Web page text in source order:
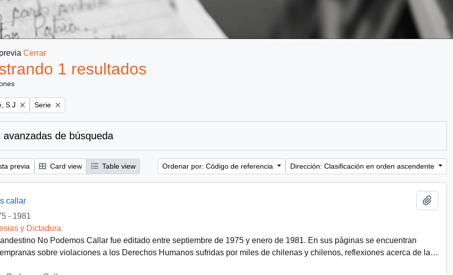
Cerrar
1 resultados
S.J Remove filter:
Serie
avanzadas de búsqueda
previa Card view Table view Ordenar por: Código de referencia Dirección: Clasificación en orden ascendente
callar
- 1981
y Dictadura
No Podemos Callar fue editado entre septiembre de 1975 y enero de 1981. En sus páginas se encuentran
sobre violaciones a los Derechos Humanos sufridas por miles de chilenas y chilenos, reflexiones acerca de la…